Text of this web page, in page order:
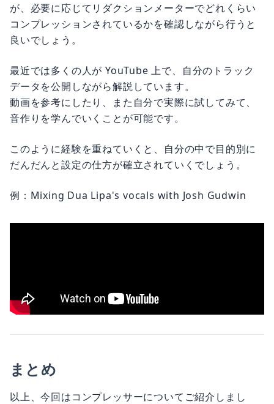
が、必要に応じてリダクションメーターでどれくらい
コンプレッションされているかを確認しながら行うと
良いでしょう。
最近では多くの人が YouTube 上で、自分のトラック
データを公開しながら解説しています。
動画を参考にしたり、また自分で実際に試してみて、
音作りを学んでいくことが可能です。
このように経験を重ねていくと、自分の中で目的別に
だんだんと設定の仕方が確立されていくでしょう。
例：Mixing Dua Lipa's vocals with Josh Gudwin
まとめ
以上、今回はコンプレッサーについてご紹介しまし